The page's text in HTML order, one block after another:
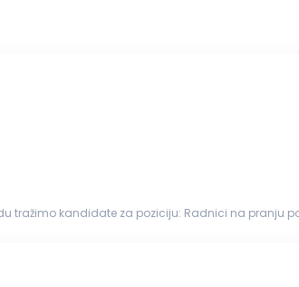
kandidate za poziciju: Radnici na pranju posuđa. Opis